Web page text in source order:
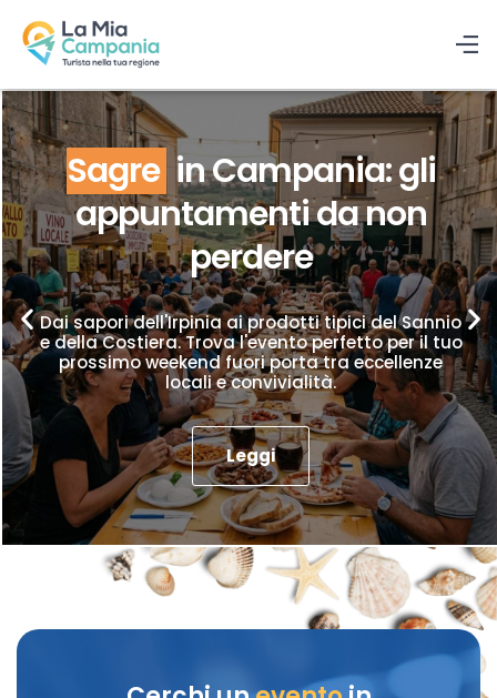
Sagre in Campania: gli
appuntamenti da non
perdere
Dai sapori dell'Irpinia ai prodotti tipici del Sannio
e della Costiera. Trova l'evento perfetto per il tuo
prossimo weekend fuori porta tra eccellenze
locali e convivialità.
Leggi